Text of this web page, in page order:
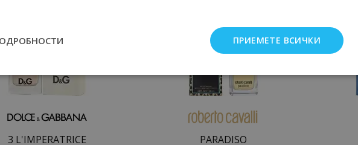
3 L'IMPERATRICE PARADISO
ПРИЕМЕТЕ ВСИЧКИ